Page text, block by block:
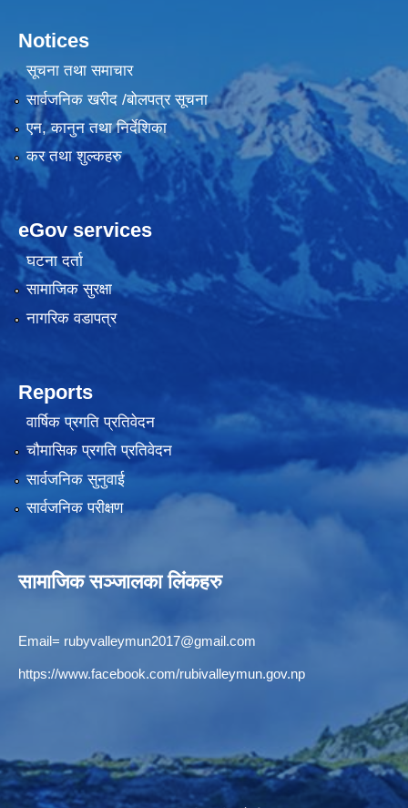
Notices
सूचना तथा समाचार
सार्वजनिक खरीद /बोलपत्र सूचना
एन, कानुन तथा निर्देशिका
कर तथा शुल्कहरु
eGov services
घटना दर्ता
सामाजिक सुरक्षा
नागरिक वडापत्र
Reports
वार्षिक प्रगति प्रतिवेदन
चौमासिक प्रगति प्रतिवेदन
सार्वजनिक सुनुवाई
सार्वजनिक परीक्षण
सामाजिक सञ्जालका लिंकहरु
Email= rubyvalleymun2017@gmail.com
https://www.facebook.com/rubivalleymun.gov.np